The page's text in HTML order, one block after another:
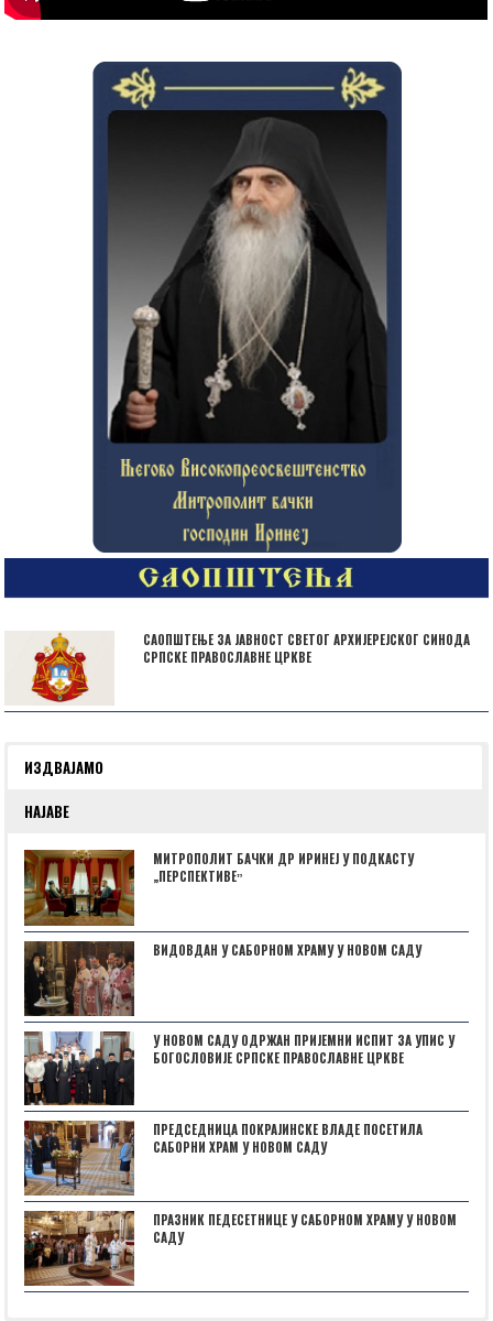
САОПШТЕЊЕ ЗА ЈАВНОСТ СВЕТОГ АРХИЈЕРЕЈСКОГ СИНОДА
СРПСКЕ ПРАВОСЛАВНЕ ЦРКВЕ
ИЗДВАЈАМО
НАЈАВЕ
МИТРОПОЛИТ БАЧКИ ДР ИРИНЕЈ У ПОДКАСТУ
„ПЕРСПЕКТИВЕˮ
ВИДОВДАН У САБОРНОМ ХРАМУ У НОВОМ САДУ
У НОВОМ САДУ ОДРЖАН ПРИЈЕМНИ ИСПИТ ЗА УПИС У
БОГОСЛОВИЈЕ СРПСКЕ ПРАВОСЛАВНЕ ЦРКВЕ
ПРЕДСЕДНИЦА ПОКРАЈИНСКЕ ВЛАДЕ ПОСЕТИЛА
САБОРНИ ХРАМ У НОВОМ САДУ
ПРАЗНИК ПЕДЕСЕТНИЦЕ У САБОРНОМ ХРАМУ У НОВОМ
САДУ